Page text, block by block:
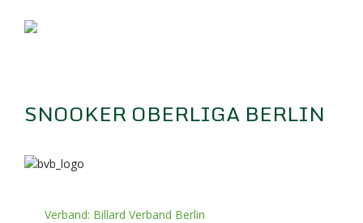
SNOOKER OBERLIGA BERLIN
Verband: Billard Verband Berlin